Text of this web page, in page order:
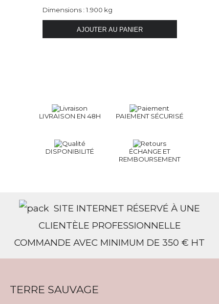
Dimensions : 1.900 kg
LIVRAISON EN 48H PAIEMENT SÉCURISÉ
DISPONIBILITÉ
ÉCHANGE ET
REMBOURSEMENT
SITE INTERNET RÉSERVÉ À UNE
CLIENTÈLE PROFESSIONNELLE
COMMANDE AVEC MINIMUM DE 350 € HT
TERRE SAUVAGE